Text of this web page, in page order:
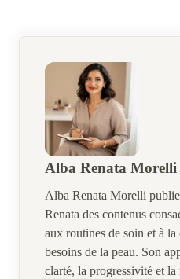
Alba Renata Morelli
Alba Renata Morelli
Renata des contenus
aux routines de soin et à
besoins de la peau. Son
clarté, la progressivité et la